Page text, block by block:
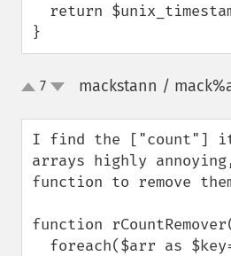
}
up7 mackstann /
I find the ["count"]
arrays highly
function to remove
function